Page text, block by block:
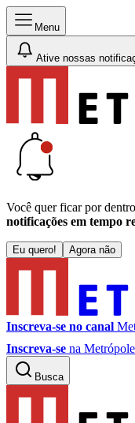
Menu
Ative nossas
Você quer ficar por
notificações em tempo
Eu quero! Agora não
Inscreva-se no canal
Inscreva-se na
Busca